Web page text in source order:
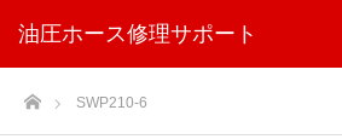
油圧ホース修理サポート
ホームSWP210-6